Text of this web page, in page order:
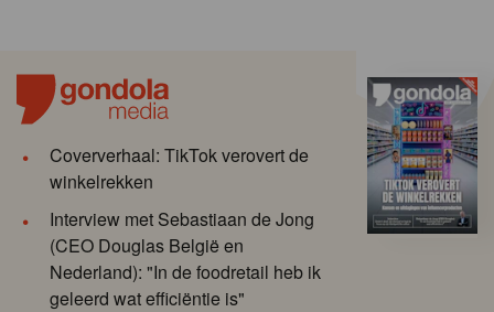
Coververhaal: TikTok verovert de
winkelrekken
Interview met Sebastiaan de Jong
(CEO Douglas België en
Nederland): "In de foodretail heb ik
geleerd wat efficiëntie is"